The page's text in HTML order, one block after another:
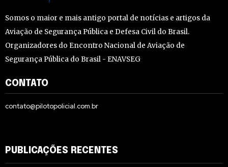
Somos o maior e mais antigo portal de notícias e artigos da
Aviação de Segurança Pública e Defesa Civil do Brasil.
Organizadores do Encontro Nacional de Aviação de
Segurança Pública do Brasil - ENAVSEG
CONTATO
contato@pilotopolicial.com.br
PUBLICAÇÕES RECENTES